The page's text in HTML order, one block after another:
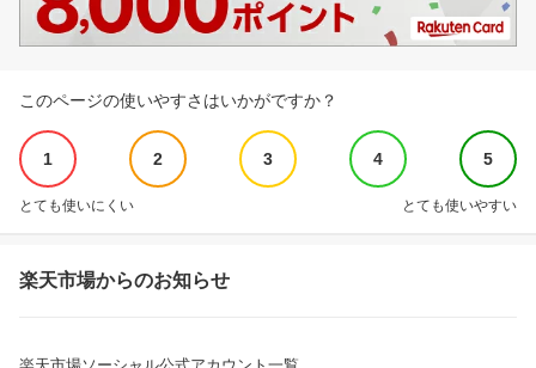
このページの使いやすさはいかがですか？
1 2 3 4 5
とても使いにくい とても使いやすい
楽天市場からのお知らせ